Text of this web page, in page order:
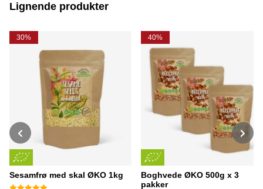
Lignende produkter
30%
Sesamfrø med skal ØKO 1kg
40%
Boghvede ØKO 500g x 3
pakker